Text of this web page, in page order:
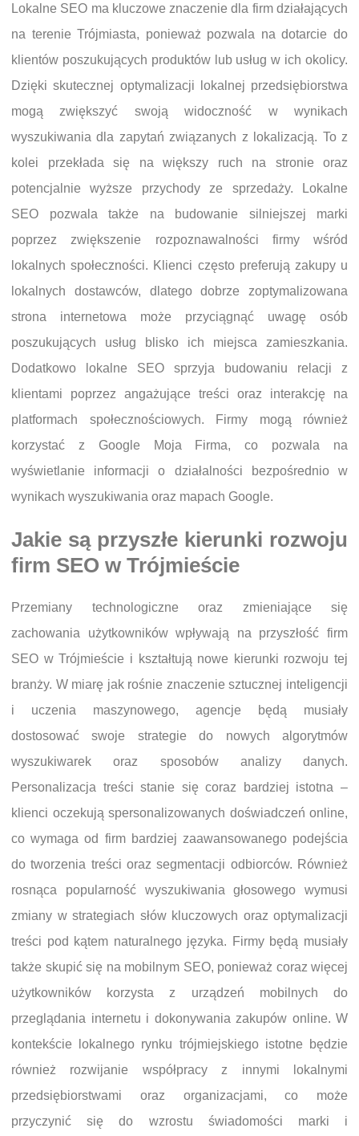
Lokalne SEO ma kluczowe znaczenie dla firm działających
na terenie Trójmiasta, ponieważ pozwala na dotarcie do
klientów poszukujących produktów lub usług w ich okolicy.
Dzięki skutecznej optymalizacji lokalnej przedsiębiorstwa
mogą zwiększyć swoją widoczność w wynikach
wyszukiwania dla zapytań związanych z lokalizacją. To z
kolei przekłada się na większy ruch na stronie oraz
potencjalnie wyższe przychody ze sprzedaży. Lokalne
SEO pozwala także na budowanie silniejszej marki
poprzez zwiększenie rozpoznawalności firmy wśród
lokalnych społeczności. Klienci często preferują zakupy u
lokalnych dostawców, dlatego dobrze zoptymalizowana
strona internetowa może przyciągnąć uwagę osób
poszukujących usług blisko ich miejsca zamieszkania.
Dodatkowo lokalne SEO sprzyja budowaniu relacji z
klientami poprzez angażujące treści oraz interakcję na
platformach społecznościowych. Firmy mogą również
korzystać z Google Moja Firma, co pozwala na
wyświetlanie informacji o działalności bezpośrednio w
wynikach wyszukiwania oraz mapach Google.
Jakie są przyszłe kierunki rozwoju
firm SEO w Trójmieście
Przemiany technologiczne oraz zmieniające się
zachowania użytkowników wpływają na przyszłość firm
SEO w Trójmieście i kształtują nowe kierunki rozwoju tej
branży. W miarę jak rośnie znaczenie sztucznej inteligencji
i uczenia maszynowego, agencje będą musiały
dostosować swoje strategie do nowych algorytmów
wyszukiwarek oraz sposobów analizy danych.
Personalizacja treści stanie się coraz bardziej istotna –
klienci oczekują spersonalizowanych doświadczeń online,
co wymaga od firm bardziej zaawansowanego podejścia
do tworzenia treści oraz segmentacji odbiorców. Również
rosnąca popularność wyszukiwania głosowego wymusi
zmiany w strategiach słów kluczowych oraz optymalizacji
treści pod kątem naturalnego języka. Firmy będą musiały
także skupić się na mobilnym SEO, ponieważ coraz więcej
użytkowników korzysta z urządzeń mobilnych do
przeglądania internetu i dokonywania zakupów online. W
kontekście lokalnego rynku trójmiejskiego istotne będzie
również rozwijanie współpracy z innymi lokalnymi
przedsiębiorstwami oraz organizacjami, co może
przyczynić się do wzrostu świadomości marki i